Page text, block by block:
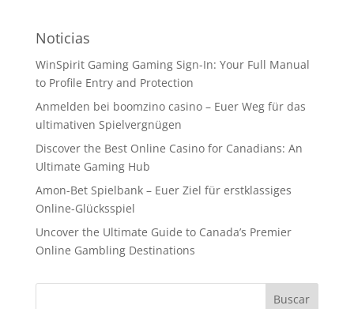
Noticias
WinSpirit Gaming Gaming Sign-In: Your Full Manual
to Profile Entry and Protection
Anmelden bei boomzino casino – Euer Weg für das
ultimativen Spielvergnügen
Discover the Best Online Casino for Canadians: An
Ultimate Gaming Hub
Amon-Bet Spielbank – Euer Ziel für erstklassiges
Online-Glücksspiel
Uncover the Ultimate Guide to Canada’s Premier
Online Gambling Destinations